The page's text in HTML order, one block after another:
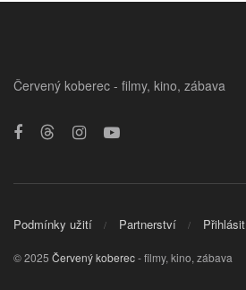
Červený koberec - filmy, kino, zábava
Podmínky užití Partnerství Přihlásit
© 2025 Červený koberec- filmy, kino, zábava